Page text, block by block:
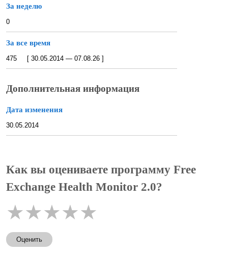
За неделю
0
За все время
475 [ 30.05.2014 — 07.08.26 ]
Дополнительная информация
Дата изменения
30.05.2014
Как вы оцениваете программу Free
Exchange Health Monitor 2.0?
★★★★★
Оценить